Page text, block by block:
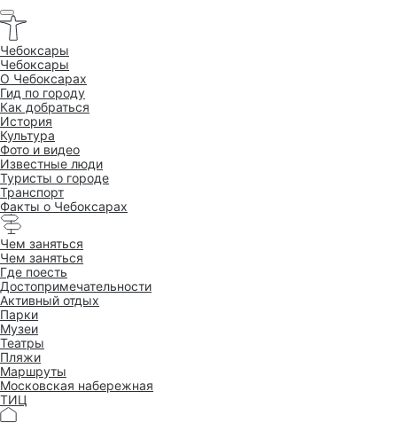
Чебоксары
Чебоксары
O Чебоксарах
Гид по городу
Как добраться
История
Культура
Фото и видео
Известные люди
Туристы о городе
Транспорт
Факты о Чебоксарах
Чем заняться
Чем заняться
Где поесть
Достопримеча­тельности
Активный отдых
Парки
Музеи
Театры
Пляжи
Маршруты
Московская набережная
ТИЦ